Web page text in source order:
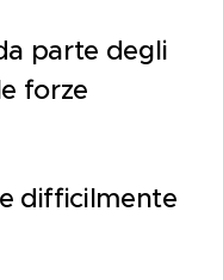
parte degli
forze
difficilmente